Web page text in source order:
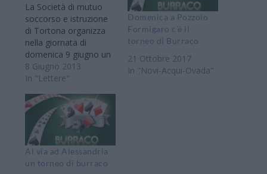
La Società di mutuo
soccorso e istruzione
di Tortona organizza
nella giornata di
domenica 9 giugno un
torneo di burraco a
coppie aperto a tutti. A
tutti gli appassionati a
questo gioco di carte
sono invitati nel cortile
interno. La quota di
partecipazione è di €.…
8 Giugno 2013
In "Lettere"
Domenica a Pozzolo
Formigaro c’è il
torneo di Burraco
21 Ottobre 2017
In "Novi-Acqui-Ovada"
Al via ad Alessandria
un torneo di burraco